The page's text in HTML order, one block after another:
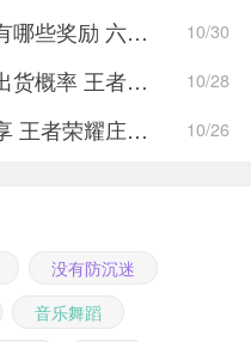
王者荣耀六周年惊喜礼包有哪些奖励 六周年惊喜礼包奖励大全 10/30
王者荣耀六周年惊喜宝箱出货概率 王者荣耀六周年庆典玩法攻略 10/28
王者荣耀庄周弹琴琴谱分享 王者荣耀庄周弹琴玩法攻略 10/26
没有防沉迷
音乐舞蹈